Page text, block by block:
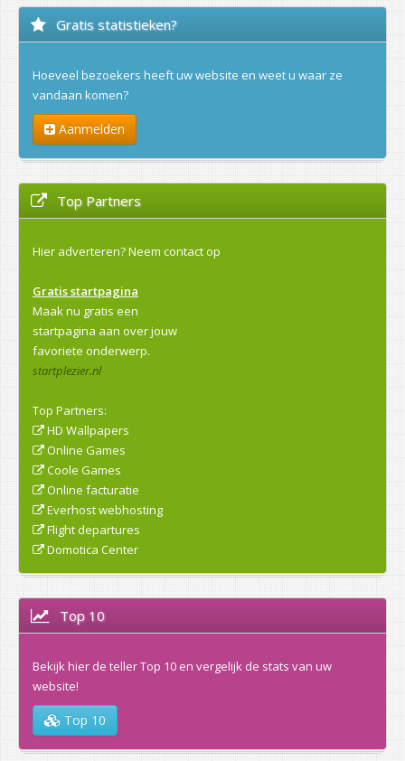
Gratis statistieken?
Hoeveel bezoekers heeft uw website en weet u waar ze
vandaan komen?
Aanmelden
Top Partners
Hier adverteren?Neem contact op
Gratis startpagina
Maak nu gratis een
startpagina aan over jouw
favoriete onderwerp.
startplezier.nl
Top Partners:
HD Wallpapers
Online Games
Coole Games
Online facturatie
Everhost webhosting
Flight departures
Domotica Center
Top 10
Bekijk hier de teller Top 10 en vergelijk de stats van uw
website!
Top 10